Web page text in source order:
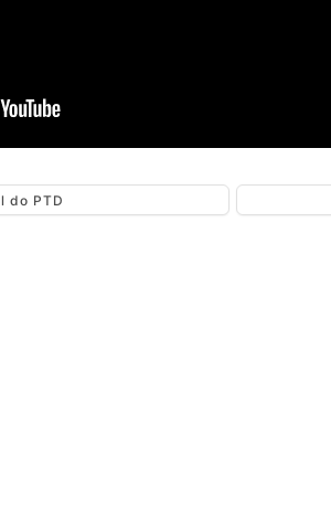
do PTD